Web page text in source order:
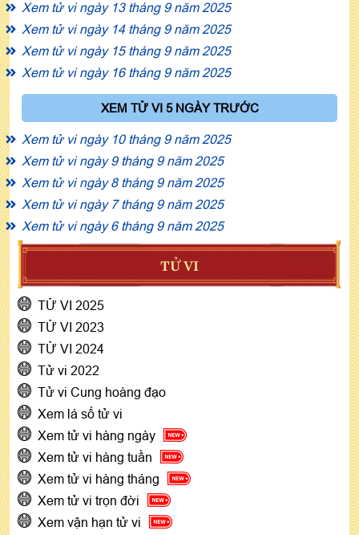
Xem tử vi ngày 13 tháng 9 năm 2025
Xem tử vi ngày 14 tháng 9 năm 2025
Xem tử vi ngày 15 tháng 9 năm 2025
Xem tử vi ngày 16 tháng 9 năm 2025
XEM TỬ VI 5 NGÀY TRƯỚC
Xem tử vi ngày 10 tháng 9 năm 2025
Xem tử vi ngày 9 tháng 9 năm 2025
Xem tử vi ngày 8 tháng 9 năm 2025
Xem tử vi ngày 7 tháng 9 năm 2025
Xem tử vi ngày 6 tháng 9 năm 2025
TỬ VI
TỬ VI 2025
TỬ VI 2023
TỬ VI 2024
Tử vi 2022
Tử vi Cung hoàng đạo
Xem lá số tử vi
Xem tử vi hàng ngày
Xem tử vi hàng tuần
Xem tử vi hàng tháng
Xem tử vi trọn đời
Xem vận hạn tử vi